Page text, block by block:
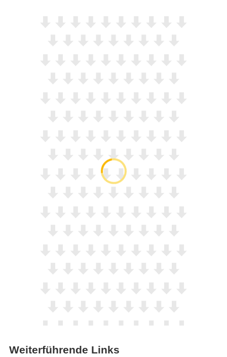
Weiterführende Links